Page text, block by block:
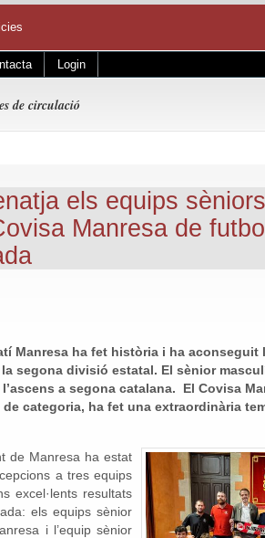
Login
de circulació
els equips
Manresa de
Manresa ha fet història i ha aconseguit
segona divisió estatal. El sènior
a segona catalana. El Covisa
categoria, ha fet una extraordinària
de Manresa ha estat
a tres equips
excel·lents resultats
els equips sènior
i l’equip sènior